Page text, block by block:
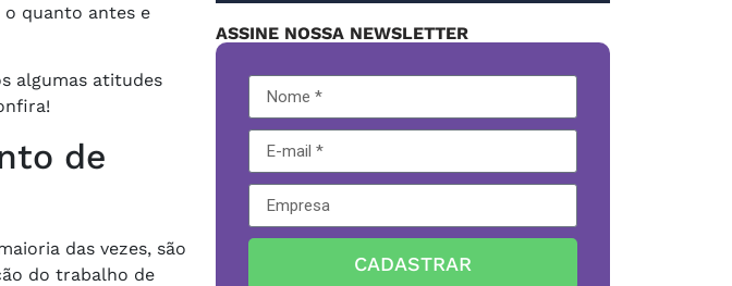
quanto antes e
algumas atitudes
de
das vezes, são
do trabalho de
ASSINE NOSSA NEWSLETTER
CADASTRAR